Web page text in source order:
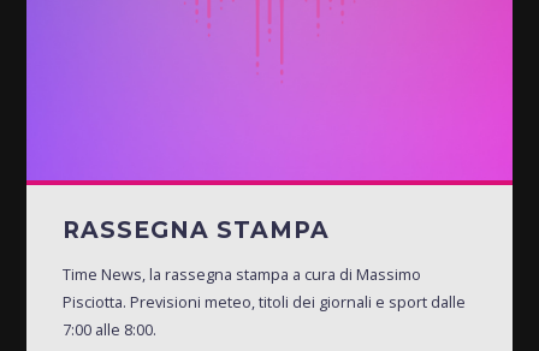
RASSEGNA STAMPA
Time News, la rassegna stampa a cura di Massimo
Pisciotta. Previsioni meteo, titoli dei giornali e sport dalle
7:00 alle 8:00.